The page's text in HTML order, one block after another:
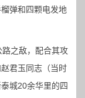
弹和四颗电发地
之敌，配合其攻
君玉同志（当时
城20余华里的四